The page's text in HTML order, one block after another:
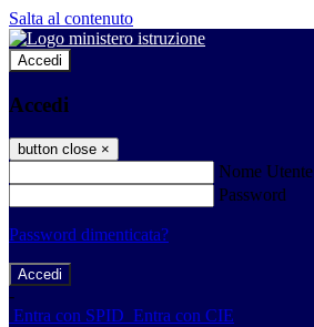
Salta al contenuto
Accedi
Accedi
button close ×
Nome Utente
Password
Password dimenticata?
-
Entra con SPID Entra con CIE